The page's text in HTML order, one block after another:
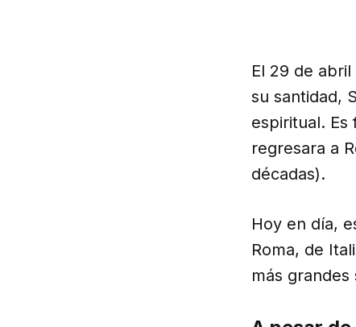
El 29 de
su santidad,
espiritual. Es
regresara a
décadas).
Hoy en día,
Roma, de
más grandes